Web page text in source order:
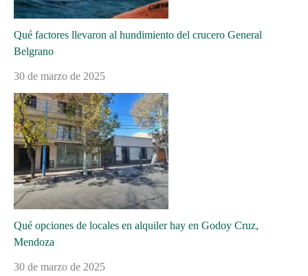
Qué factores llevaron al hundimiento del crucero General
Belgrano
30 de marzo de 2025
Qué opciones de locales en alquiler hay en Godoy Cruz,
Mendoza
30 de marzo de 2025